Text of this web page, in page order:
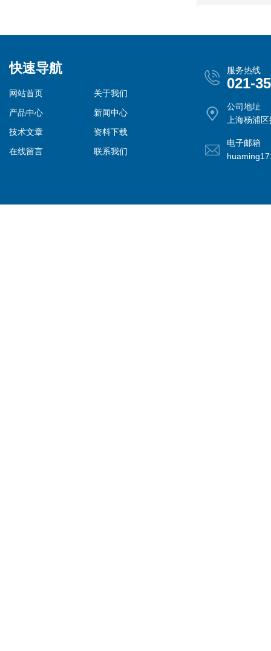
快速导航
网站首页
关于我们
产品中心
新闻中心
技术文章
资料下载
在线留言
联系我们
服务热线
021-
公司地址
上海杨浦
电子邮箱